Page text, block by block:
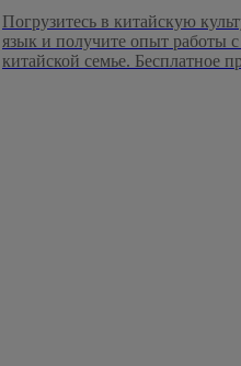
Погрузитесь в китайскую
язык и получите опыт работы
китайской семье. Бесплатное